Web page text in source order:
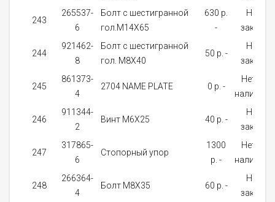
243
265537-
6
Болт с шестигранной
гол.M14X65
630 p.
-
На
заказ
244
921462-
8
Болт с шестигранной
гол. M8X40
50 p. -
На
заказ
245
861373-
4
2704 NAME PLATE 0 p. -
Нет в
наличии
246
911344-
2
Винт M6X25 40 p. -
На
заказ
247
317865-
6
Стопорный упор
1300
p. -
Нет в
наличии
248
266364-
4
Болт M8X35 60 p. -
На
заказ